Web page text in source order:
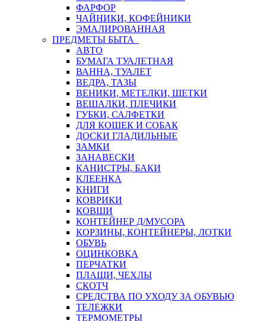
ФАРФОР
ЧАЙНИКИ, КОФЕЙНИКИ
ЭМАЛИРОВАННАЯ
ПРЕДМЕТЫ БЫТА
АВТО
БУМАГА ТУАЛЕТНАЯ
ВАННА, ТУАЛЕТ
ВЕДРА, ТАЗЫ
ВЕНИКИ, МЕТЕЛКИ, ЩЕТКИ
ВЕШАЛКИ, ПЛЕЧИКИ
ГУБКИ, САЛФЕТКИ
ДЛЯ КОШЕК И СОБАК
ДОСКИ ГЛАДИЛЬНЫЕ
ЗАМКИ
ЗАНАВЕСКИ
КАНИСТРЫ, БАКИ
КЛЕЕНКА
КНИГИ
КОВРИКИ
КОВШИ
КОНТЕЙНЕР Д/МУСОРА
КОРЗИНЫ, КОНТЕЙНЕРЫ, ЛОТКИ
ОБУВЬ
ОЦИНКОВКА
ПЕРЧАТКИ
ПЛАЩИ, ЧЕХЛЫ
СКОТЧ
СРЕДСТВА ПО УХОДУ ЗА ОБУВЬЮ
ТЕЛЕЖКИ
ТЕРМОМЕТРЫ